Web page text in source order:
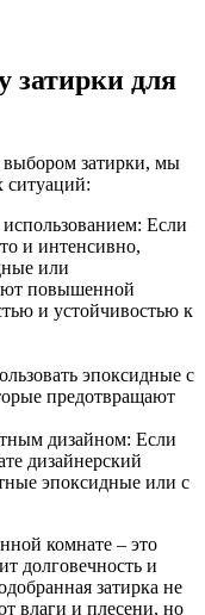
затирки для
затирки, мы
ситуаций:
Если
и интенсивно,
или
повышенной
и устойчивостью к
эпоксидные с
предотвращают
дизайном: Если
дизайнерский
эпоксидные или с
комнате – это
долговечность и
затирка не
влаги и плесени, но